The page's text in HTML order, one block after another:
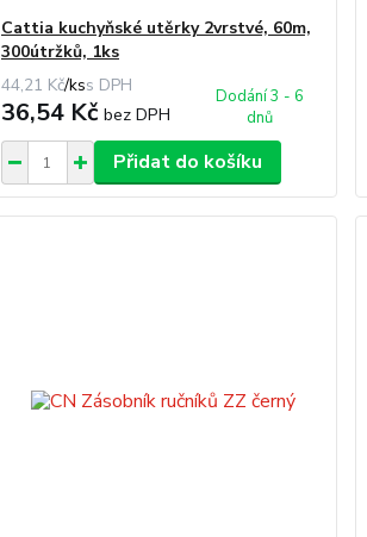
Cattia kuchyňské utěrky 2vrstvé, 60m,
300útržků, 1ks
44,21 Kč/ks
36,54 Kč bez DPH
Dodání 3 - 6
dnů
Přidat do košíku